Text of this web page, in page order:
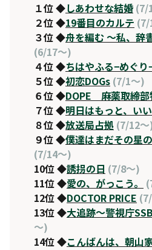
１位 ◆しあわせな結婚 (7/
２位 ◆19番目のカルテ (7/
３位 ◆舟を編む 〜私、辞
(6/17～)
４位 ◆ちはやふる−めぐり
５位 ◆初恋DOGs (7/1～)
６位 ◆DOPE 麻薬取締部
７位 ◆明日はもっと、い
８位 ◆放送局占拠 (7/12
９位 ◆僕達はまだその星
(7/14～)
10位 ◆誘拐の日 (7/8～)
11位 ◆愛の、がっこう。
12位 ◆DOCTOR PRICE
13位 ◆大追跡〜警視庁
～)
14位 ◆こんばんは、朝山家